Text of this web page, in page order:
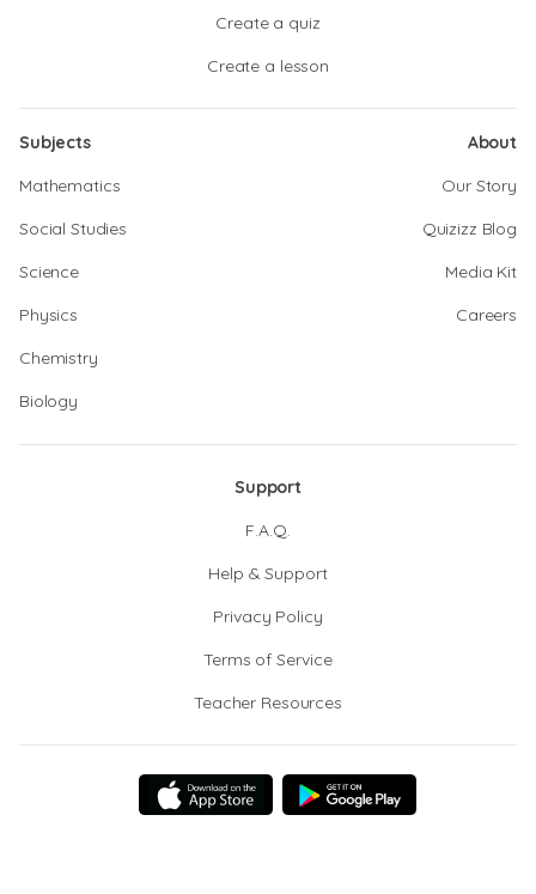
Create a quiz
Create a lesson
Subjects
Mathematics
Social Studies
Science
Physics
Chemistry
Biology
About
Our Story
Quizizz Blog
Media Kit
Careers
Support
F.A.Q.
Help & Support
Privacy Policy
Terms of Service
Teacher Resources